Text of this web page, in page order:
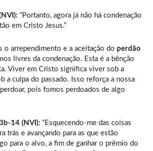
“Portanto, agora já não há condenação
em Cristo Jesus.”
o arrependimento e a aceitação do perdão
livres da condenação. Esta é a bênção
Viver em Cristo significa viver sob a
a culpa do passado. Isso reforça a nossa
pois fomos perdoados de algo
14 (NVI): “Esquecendo-me das coisas
trás e avançando para as que estão
para o alvo, a fim de ganhar o prêmio do